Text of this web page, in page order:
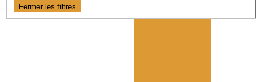
Fermer les filtres